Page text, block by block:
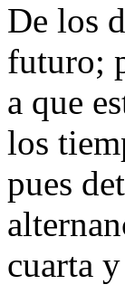
De los
futuro;
a que
los
pues
cuarta